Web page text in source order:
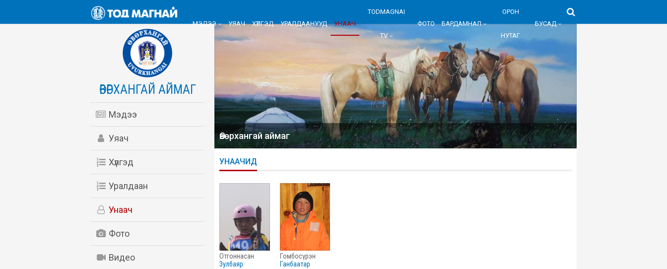
МЭДЭЭ УЯАЧ ХҮЛГЭД УРАЛДААНУУД УНААЧ
TODMAGNAI
TV
ФОТО БАРДАМНАЛ
ОРОН
НУТАГ
БУСАД
ӨВӨРХАНГАЙ АЙМАГ
Мэдээ
Уяач
Хүлгэд
Уралдаан
Унаач
Фото
Видео
Өвөрхангай аймаг
УНААЧИД
отгоннасан
зулбаяр
гомбосүрэн
ганбаатар